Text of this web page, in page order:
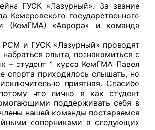
ГУСК «Лазурный». За звание
государственного
(КемГМА) «Аврора» и команда
и ГУСК «Лазурный» проводят
опыта, познакомиться с
– студент 1 курса КемГМА Павел
спорта приходилось слышать, но
приятная. Спасибо
что лично я как студент
поддерживать себя в
нашей команды постараемся
соперниками в следующих